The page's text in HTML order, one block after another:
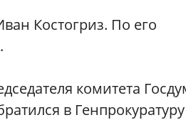
Костогриз. По его
комитета
в